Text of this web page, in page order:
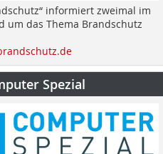
informiert zweimal im
um das Thema Brandschutz
Spezial